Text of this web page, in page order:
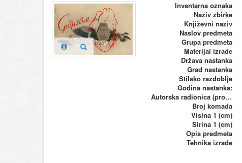
Inventarna oznaka
Naziv zbirke
Književni naziv
Naslov predmeta
Grupa predmeta
Materijal izrade
Država nastanka
Grad nastanka
Stilsko razdoblje
Godina nastanka:
Autorska radionica (proizvođač)
Broj komada
Visina 1 (cm)
Širina 1 (cm)
Opis predmeta
Tehnika izrade